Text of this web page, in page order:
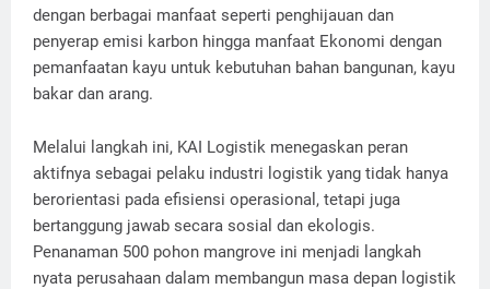
dengan berbagai manfaat seperti penghijauan dan
penyerap emisi karbon hingga manfaat Ekonomi dengan
pemanfaatan kayu untuk kebutuhan bahan bangunan, kayu
bakar dan arang.
Melalui langkah ini, KAI Logistik menegaskan peran
aktifnya sebagai pelaku industri logistik yang tidak hanya
berorientasi pada efisiensi operasional, tetapi juga
bertanggung jawab secara sosial dan ekologis.
Penanaman 500 pohon mangrove ini menjadi langkah
nyata perusahaan dalam membangun masa depan logistik